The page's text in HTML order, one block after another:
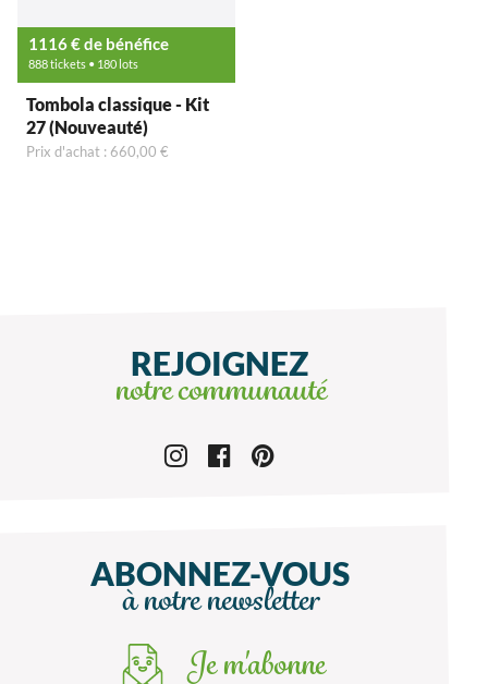
Tombola classique - Kit
27 (Nouveauté)
1116 € de bénéfice
888 tickets • 180 lots
Prix d'achat : 660,00 €
REJOIGNEZ
notre communauté
ABONNEZ-VOUS
à notre newsletter
Je m'abonne